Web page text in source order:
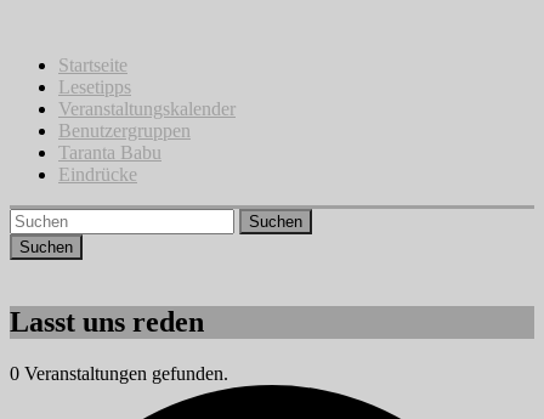
springenStartseite
Lesetipps
Veranstaltungskalender
Benutzergruppen
Taranta Babu
Eindrücke
Suchen
Lasst uns reden
0 Veranstaltungen gefunden.